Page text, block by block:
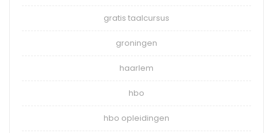
gratis taalcursus
groningen
haarlem
hbo
hbo opleidingen